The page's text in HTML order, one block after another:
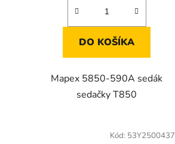
DO KOŠÍKA
Mapex 5850-590A sedák
sedačky T850
Kód: